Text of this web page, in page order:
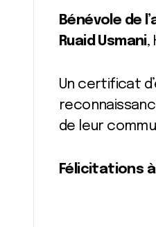
Bénévole de
Ruaid Usmani,
Un certificat
de leur
Félicitations